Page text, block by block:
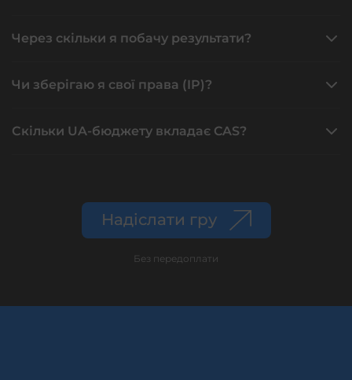
Через скільки я побачу результати?
Чи зберігаю я свої права (IP)?
Скільки UA-бюджету вкладає CAS?
Надіслати гру
Без передоплати